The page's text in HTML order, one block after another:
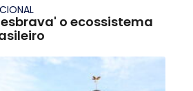
o ecossistema